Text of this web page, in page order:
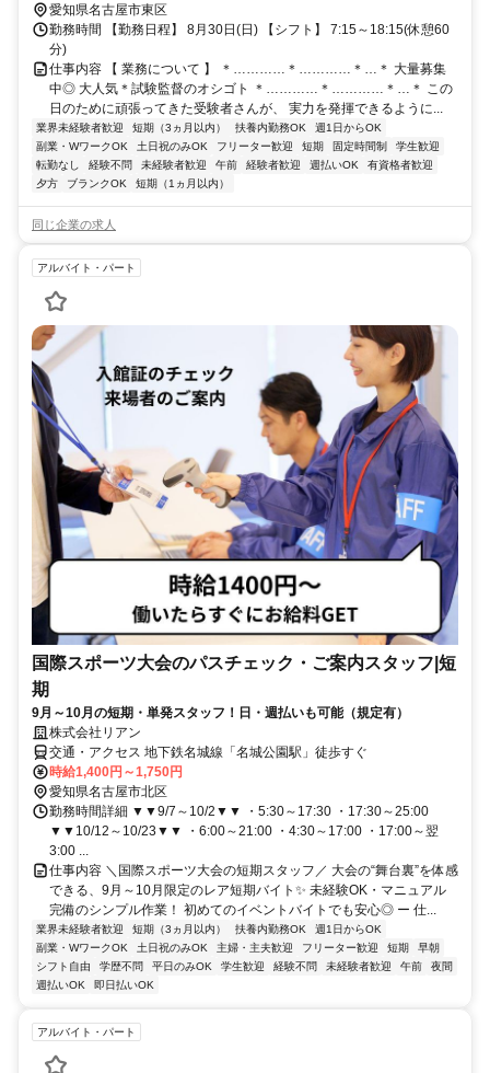
愛知県名古屋市東区
勤務時間 【勤務日程】 8月30日(日) 【シフト】 7:15～18:15(休憩60
分)
仕事内容 【 業務について 】 ＊…………＊…………＊…＊ 大量募集
中◎ 大人気＊試験監督のオシゴト ＊…………＊…………＊…＊ この
日のために頑張ってきた受験者さんが、 実力を発揮できるように...
業界未経験者歓迎 短期（3ヵ月以内） 扶養内勤務OK
週1日からOK
副業・WワークOK
土日祝のみOK フリーター歓迎 短期 固定時間制
学生歓迎
転勤なし
経験不問 未経験者歓迎 午前 経験者歓迎 週払いOK
有資格者歓迎
夕方
ブランクOK 短期（1ヵ月以内）
同じ企業の求人
アルバイト・パート
国際スポーツ大会のパスチェック・ご案内スタッフ|短
期
9月～10月の短期・単発スタッフ！日・週払いも可能（規定有）
株式会社リアン
交通・アクセス 地下鉄名城線「名城公園駅」徒歩すぐ
時給1,400円～1,750円
愛知県名古屋市北区
勤務時間詳細 ▼▼9/7～10/2▼▼ ・5:30～17:30 ・17:30～25:00
▼▼10/12～10/23▼▼ ・6:00～21:00 ・4:30～17:00 ・17:00～翌
3:00 ...
仕事内容 ＼国際スポーツ大会の短期スタッフ／ 大会の“舞台裏”を体感
できる、9月～10月限定のレア短期バイト✨ 未経験OK・マニュアル
完備のシンプル作業！ 初めてのイベントバイトでも安心◎ ー 仕...
業界未経験者歓迎 短期（3ヵ月以内） 扶養内勤務OK
週1日からOK
副業・WワークOK
土日祝のみOK 主婦・主夫歓迎 フリーター歓迎 短期
早朝
シフト自由
学歴不問 平日のみOK 学生歓迎 経験不問 未経験者歓迎 午前
夜間
週払いOK
即日払いOK
アルバイト・パート